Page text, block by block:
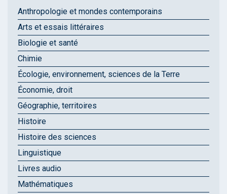
Anthropologie et mondes contemporains
Arts et essais littéraires
Biologie et santé
Chimie
Écologie, environnement, sciences de la Terre
Économie, droit
Géographie, territoires
Histoire
Histoire des sciences
Linguistique
Livres audio
Mathématiques